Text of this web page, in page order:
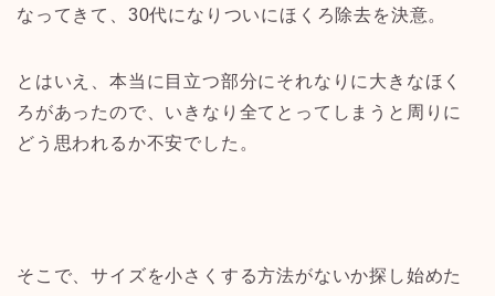
なってきて、 30代になりついにほくろ除去を決意。
とはいえ、本当に目立つ部分にそれなりに大きなほく
ろがあったので、いきなり全てとってしまうと周りに
どう思われるか不安でした。
そこで、サイズを小さくする方法がないか探し始めた